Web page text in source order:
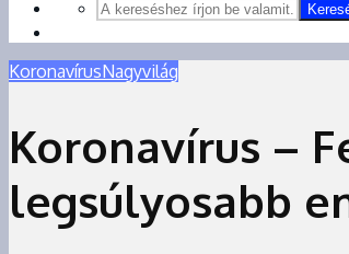
KoronavírusNagyvilág
Koronavírus –
legsúlyosabb